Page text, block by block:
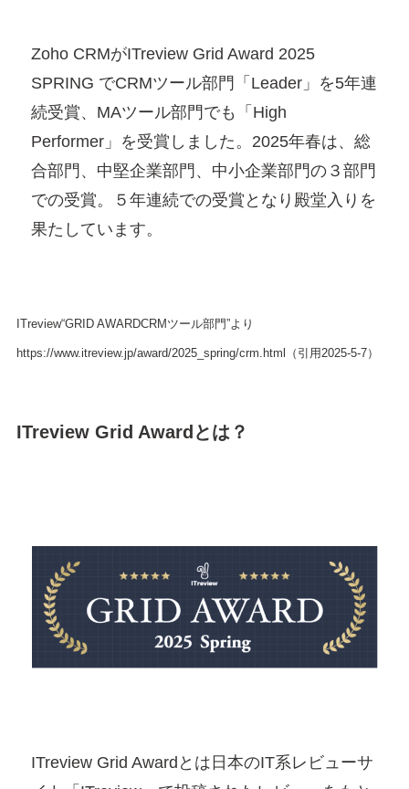
Zoho CRMがITreview Grid Award 2025
SPRING でCRMツール部門「Leader」を5年連
続受賞、MAツール部門でも「High
Performer」を受賞しました。2025年春は、総
合部門、中堅企業部門、中小企業部門の３部門
での受賞。５年連続での受賞となり殿堂入りを
果たしています。
ITreview“GRID AWARDCRMツール部門”より
https://www.itreview.jp/award/2025_spring/crm.html（引用2025-5-7）
ITreview Grid Awardとは？
ITreview Grid Awardとは日本のIT系レビューサ